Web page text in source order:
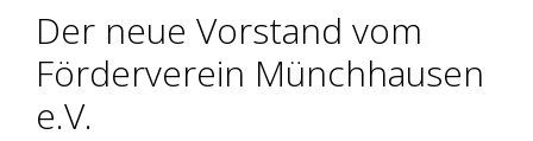
Der neue Vorstand vom
Förderverein Münchhausen
e.V.